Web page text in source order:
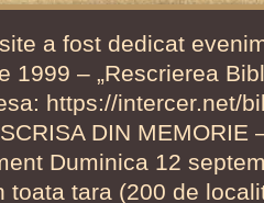
a fost dedicat
1999 – „Rescrierea
https://intercer.net/
DIN
Duminica 12
toata tara (200 de